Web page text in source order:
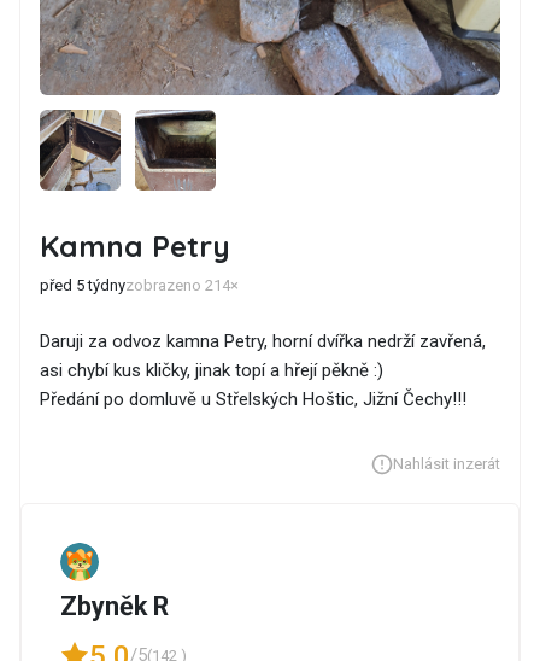
Kamna Petry
před 5 týdnyzobrazeno 214×
Daruji za odvoz kamna Petry, horní dvířka nedrží zavřená,
asi chybí kus kličky, jinak topí a hřejí pěkně :)
Předání po domluvě u Střelských Hoštic, Jižní Čechy!!!
Nahlásit inzerát
Zbyněk R
/5(142 )